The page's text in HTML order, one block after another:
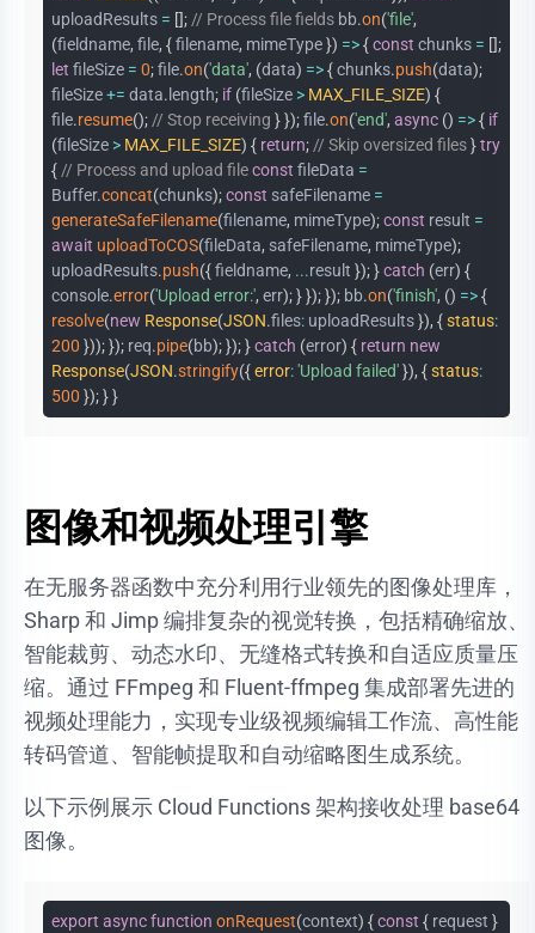
uploadResults = [];// Process file fields bb.on('file',
(fieldname, file, {filename, mimeType}) =>{const chunks = [];
let fileSize = 0;file.on('data', (data) =>{chunks.push(data);
fileSize+= data. length; if (fileSize > MAX_FILE_SIZE) {
file.resume();// Stop receiving }});file.on('end', async () =>{ if
(fileSize > MAX_FILE_SIZE) { return;// Skip oversized files}try
{// Process and upload fileconst fileData =
Buffer.concat(chunks);const safeFilename =
generateSafeFilename(filename, mimeType);const result =
await uploadToCOS(fileData, safeFilename, mimeType);
uploadResults.push({fieldname, ...result });}catch (err) {
console.error('Upload error:', err);}});}); bb.on('finish', () =>{
resolve(new Response(JSON.files: uploadResults}), {status:
200 }));}); req.pipe(bb);});}catch (error) { return new
Response(JSON.stringify({error:'Upload failed'}), {status:
500 });}}
图像和视频处理引擎
在无服务器函数中充分利用行业领先的图像处理库，
Sharp 和 Jimp 编排复杂的视觉转换，包括精确缩放、
智能裁剪、动态水印、无缝格式转换和自适应质量压
缩。通过 FFmpeg 和 Fluent-ffmpeg 集成部署先进的
视频处理能力，实现专业级视频编辑工作流、高性能
转码管道、智能帧提取和自动缩略图生成系统。
以下示例展示 Cloud Functions 架构接收处理 base64
图像。
export asyncfunction onRequest(context) {const { request }